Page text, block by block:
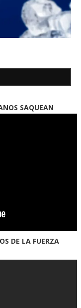
SAQUEAN
DE LA FUERZA